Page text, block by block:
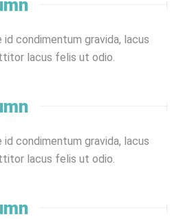
id condimentum gravida, lacus
lacus felis ut odio.
id condimentum gravida, lacus
lacus felis ut odio.